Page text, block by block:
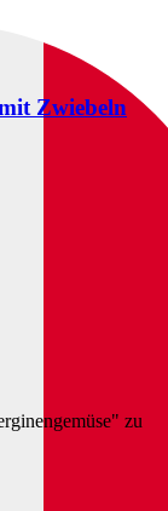
Zwiebeln
zu